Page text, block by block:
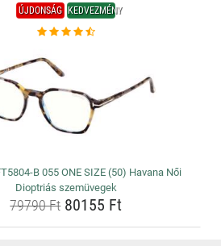
ÚJDONSÁG KEDVEZMÉNY
B 055 ONE SIZE (50) Havana Női
Dioptriás szemüvegek
79790 Ft80155 Ft